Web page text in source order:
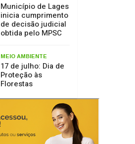
Município de Lages
inicia cumprimento
de decisão judicial
obtida pelo MPSC
MEIO AMBIENTE
17 de julho: Dia de
Proteção às
Florestas